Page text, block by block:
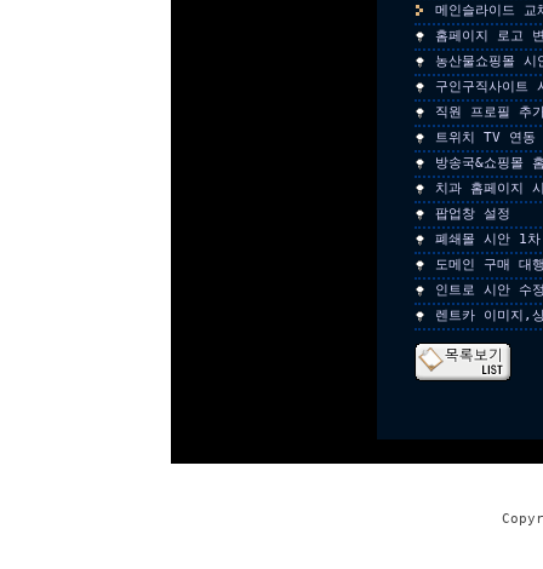
메인슬라이드 교
홈페이지 로고
농산물쇼핑몰
구인구직사이트
직원 프로필 추
트위치 TV 연동
방송국&쇼핑몰
치과 홈페이지
팝업창 설정
폐쇄몰 시안 1차
도메인 구매 대
인트로 시안 수
렌트카 이미지,